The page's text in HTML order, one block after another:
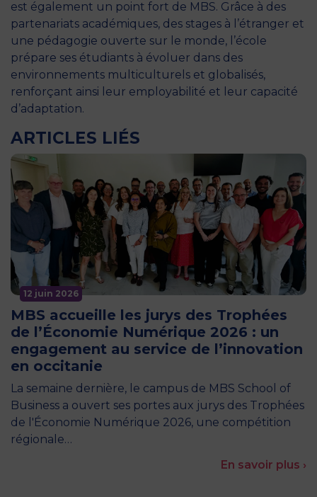
est également un point fort de MBS. Grâce à des
partenariats académiques, des stages à l’étranger et
une pédagogie ouverte sur le monde, l’école
prépare ses étudiants à évoluer dans des
environnements multiculturels et globalisés,
renforçant ainsi leur employabilité et leur capacité
d’adaptation.
ARTICLES LIÉS
12 juin 2026
MBS accueille les jurys des Trophées
de l’Économie Numérique 2026 : un
engagement au service de l’innovation
en occitanie
La semaine dernière, le campus de MBS School of
Business a ouvert ses portes aux jurys des Trophées
de l'Économie Numérique 2026, une compétition
régionale…
En savoir plus ›